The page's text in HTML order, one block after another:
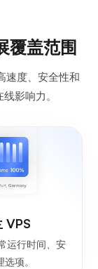
覆盖范围
速度、安全性和
影响力。
VPS
运行时间、安
项。